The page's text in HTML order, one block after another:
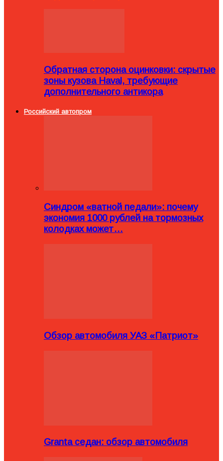
Обратная сторона оцинковки: скрытые
зоны кузова Haval, требующие
дополнительного антикора
Российский автопром
Синдром «ватной педали»: почему
экономия 1000 рублей на тормозных
колодках может…
Обзор автомобиля УАЗ «Патриот»
Granta седан: обзор автомобиля